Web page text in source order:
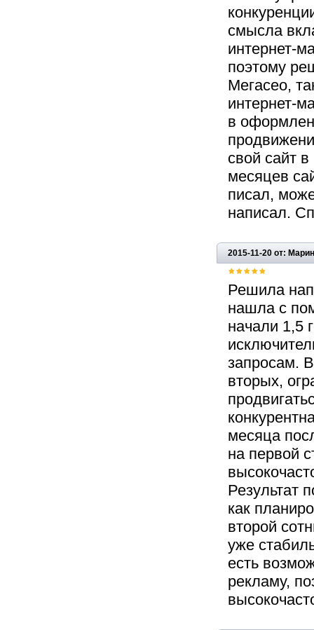
смысла
интернет-
поэтому
Мегасео,
интернет-
в
свой сайт
месяцев
писал,
написал.
2015-11-20 от:
Решила
нашла с
начали 1,5
запросам.
вторых,
месяца
на первой
Результат
как
второй
уже
есть
рекламу,